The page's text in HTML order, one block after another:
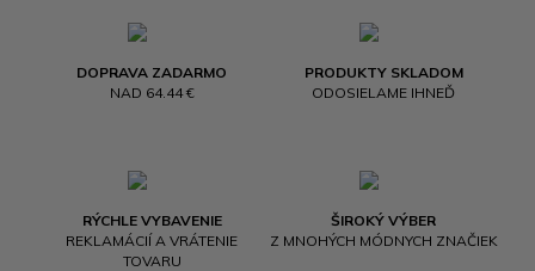
DOPRAVA ZADARMO
NAD 64.44 €
PRODUKTY SKLADOM
ODOSIELAME IHNEĎ
RÝCHLE VYBAVENIE
REKLAMÁCIÍ A VRÁTENIE
TOVARU
ŠIROKÝ VÝBER
Z MNOHÝCH MÓDNYCH ZNAČIEK